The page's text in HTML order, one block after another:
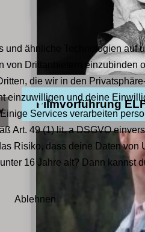
23.10.2026 20:00
Ein reines Best-of-
Die Musik, die unter
Filmvorführung
und ähnliche Technologien auf
von Drittanbietern einzubinden
die wir in den
einzuwilligen und deine
Services verarbeiten
Art. 49 (1) lit. a DSGVO
Risiko, dass deine Daten
16 Jahre alt? Dann
Ablehnen